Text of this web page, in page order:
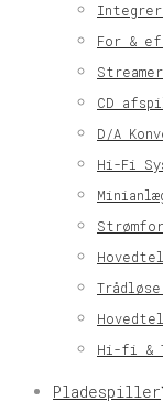
For &
CD
D/A
Hi-Fi
Hi-fi &
Pladespiller